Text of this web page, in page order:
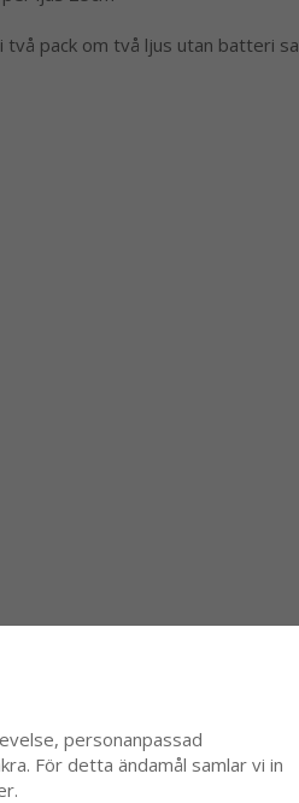
två pack om två ljus utan batteri
personanpassad
För detta ändamål samlar vi in